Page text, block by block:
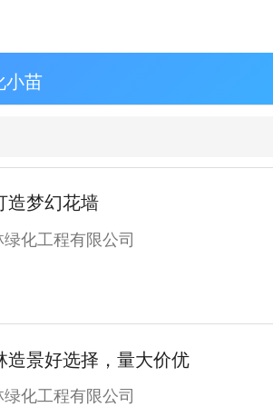
小苗
造梦幻花墙
化工程有限公司
景好选择，量大价优
化工程有限公司